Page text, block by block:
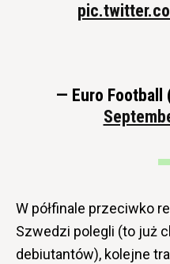
— Euro Football
W półfinale przeciwko
Szwedzi polegli (to już
debiutantów), kolejne